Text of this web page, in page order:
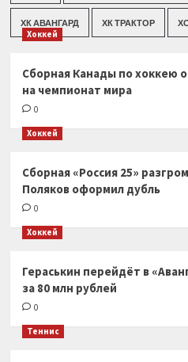
ХК АВАНГАРД ХК ТРАКТОР
Хоккей
Сборная Канады по хоккею
на чемпионат мира
0
Хоккей
Сборная «Россия 25»
Поляков оформил дубль
0
Хоккей
Гераськин перейдёт в
за 80 млн рублей
0
Теннис